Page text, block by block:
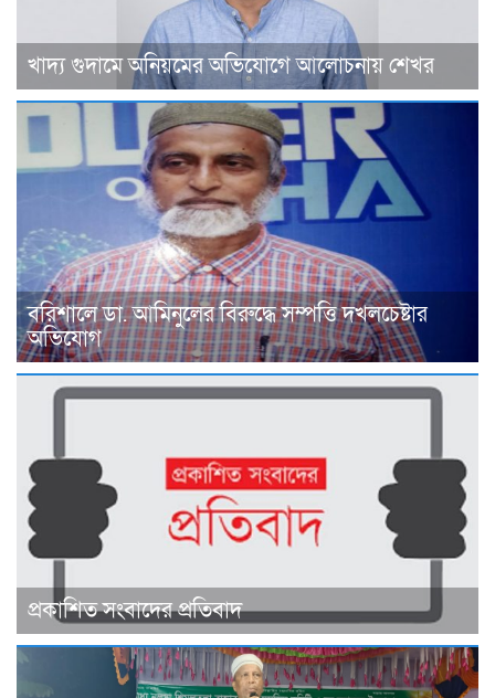
খাদ্য গুদামে অনিয়মের অভিযোগে আলোচনায় শেখর
বরিশালে ডা. আমিনুলের বিরুদ্ধে সম্পত্তি দখলচেষ্টার
অভিযোগ
প্রকাশিত সংবাদের প্রতিবাদ